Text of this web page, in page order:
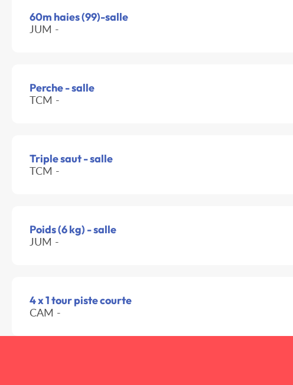
60m haies (99)-salle
JUM -
Perche - salle
TCM -
Triple saut - salle
TCM -
Poids (6 kg) - salle
JUM -
4 x 1 tour piste courte
CAM -